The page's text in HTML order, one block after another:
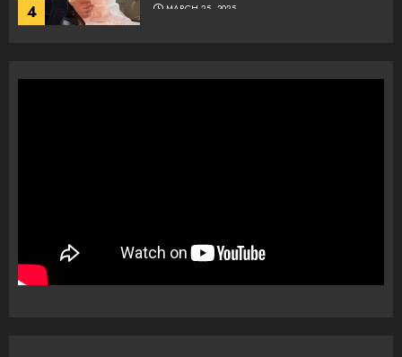
4 MARCH 25, 2025
1
“bosen” Joana Nano për
abuzim me fondet publike dhe
pasuri të pajustifikuar